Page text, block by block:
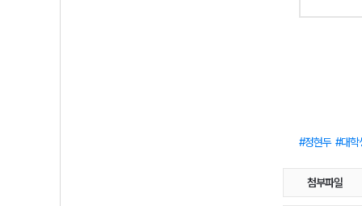
정현두 대학
첨부파일